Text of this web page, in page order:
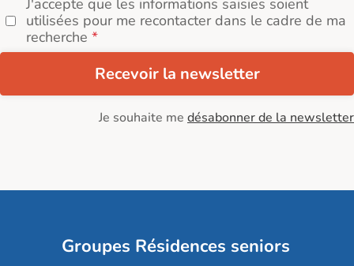
J'accepte que les informations saisies soient
utilisées pour me recontacter dans le cadre de ma
recherche
Recevoir la newsletter
Je souhaite me désabonner de la newsletter
Groupes Résidences seniors